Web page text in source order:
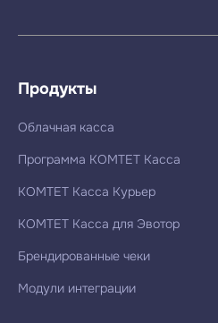
Продукты
Облачная касса
Программа КОМТЕТ Касса
КОМТЕТ Касса Курьер
КОМТЕТ Касса для Эвотор
Брендированные чеки
Модули интеграции